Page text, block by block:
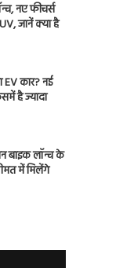
नए फीचर्स
जानें क्या है
कार? नई
है ज्यादा
बाइक लॉन्च के
में मिलेंगे